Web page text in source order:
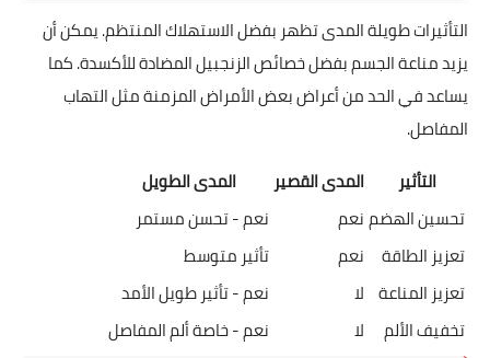
التأثيرات طويلة المدى تظهر بفضل الاستهلاك المنتظم. يمكن أن
يزيد مناعة الجسم بفضل خصائص الزنجبيل المضادة للأكسدة. كما
يساعد في الحد من أعراض بعض الأمراض المزمنة مثل التهاب
المفاصل.
التأثير
المدى القصير
المدى الطويل
تحسين الهضمنعم
نعم - تحسن مستمر
تعزيز الطاقة نعم
تأثير متوسط
تعزيز المناعة لا
نعم - تأثير طويل الأمد
تخفيف الألم
لا نعم - خاصة ألم المفاصل